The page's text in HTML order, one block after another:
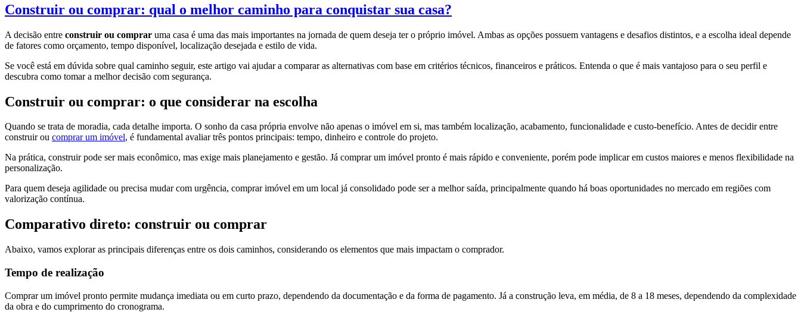
Construir ou comprar: qual o melhor caminho para conquistar sua casa?
A decisão entre construir ou comprar uma casa é uma das mais importantes na jornada de quem deseja ter o próprio imóvel. Ambas as opções possuem vantagens e desafios distintos, e a escolha ideal depende
de fatores como orçamento, tempo disponível, localização desejada e estilo de vida.
Se você está em dúvida sobre qual caminho seguir, este artigo vai ajudar a comparar as alternativas com base em critérios técnicos, financeiros e práticos. Entenda o que é mais vantajoso para o seu perfil e
descubra como tomar a melhor decisão com segurança.
Construir ou comprar: o que considerar na escolha
Quando se trata de moradia, cada detalhe importa. O sonho da casa própria envolve não apenas o imóvel em si, mas também localização, acabamento, funcionalidade e custo-benefício. Antes de decidir entre
construir ou comprar um imóvel, é fundamental avaliar três pontos principais: tempo, dinheiro e controle do projeto.
Na prática, construir pode ser mais econômico, mas exige mais planejamento e gestão. Já comprar um imóvel pronto é mais rápido e conveniente, porém pode implicar em custos maiores e menos flexibilidade na
personalização.
Para quem deseja agilidade ou precisa mudar com urgência, comprar imóvel em um local já consolidado pode ser a melhor saída, principalmente quando há boas oportunidades no mercado em regiões com
valorização contínua.
Comparativo direto: construir ou comprar
Abaixo, vamos explorar as principais diferenças entre os dois caminhos, considerando os elementos que mais impactam o comprador.
Tempo de realização
Comprar um imóvel pronto permite mudança imediata ou em curto prazo, dependendo da documentação e da forma de pagamento. Já a construção leva, em média, de 8 a 18 meses, dependendo da complexidade
da obra e do cumprimento do cronograma.